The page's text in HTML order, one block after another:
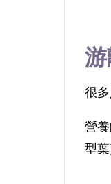
很
營
型